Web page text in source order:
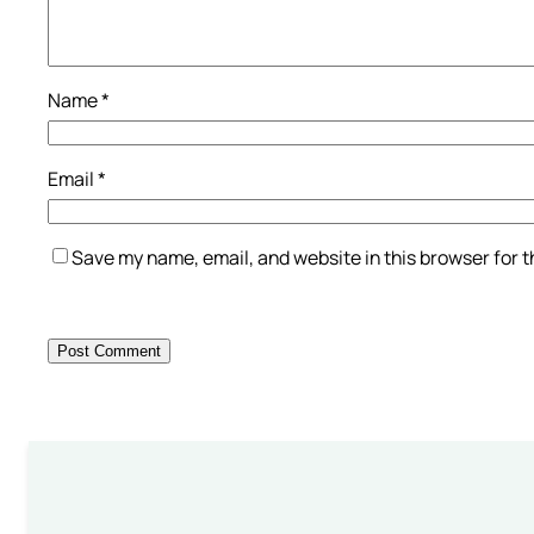
Name*
Email*
Save my name, email, and website in this browser for